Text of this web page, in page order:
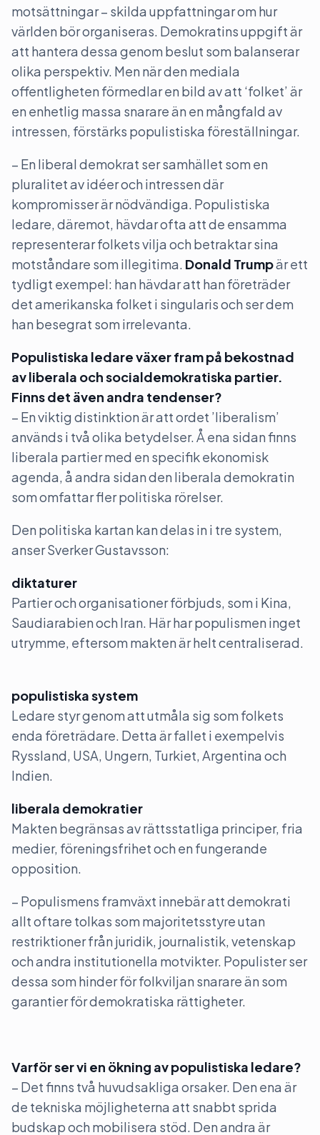
motsättningar – skilda uppfattningar om hur
världen bör organiseras. Demokratins uppgift är
att hantera dessa genom beslut som balanserar
olika perspektiv. Men när den mediala
offentligheten förmedlar en bild av att ‘folket’ är
en enhetlig massa snarare än en mångfald av
intressen, förstärks populistiska föreställningar.
– En liberal demokrat ser samhället som en
pluralitet av idéer och intressen där
kompromisser är nödvändiga. Populistiska
ledare, däremot, hävdar ofta att de ensamma
representerar folkets vilja och betraktar sina
motståndare som illegitima. Donald Trumpär ett
tydligt exempel: han hävdar att han företräder
det amerikanska folket i singularis och ser dem
han besegrat som irrelevanta.
Populistiska ledare växer fram på bekostnad
av liberala och socialdemokratiska partier.
Finns det även andra tendenser?
– En viktig distinktion är att ordet ’liberalism’
används i två olika betydelser. Å ena sidan finns
liberala partier med en specifik ekonomisk
agenda, å andra sidan den liberala demokratin
som omfattar fler politiska rörelser.
Den politiska kartan kan delas in i tre system,
anser Sverker Gustavsson:
diktaturer
Partier och organisationer förbjuds, som i Kina,
Saudiarabien och Iran. Här har populismen inget
utrymme, eftersom makten är helt centraliserad.
populistiska system
Ledare styr genom att utmåla sig som folkets
enda företrädare. Detta är fallet i exempelvis
Ryssland, USA, Ungern, Turkiet, Argentina och
Indien.
liberala demokratier
Makten begränsas av rättsstatliga principer, fria
medier, föreningsfrihet och en fungerande
opposition.
– Populismens framväxt innebär att demokrati
allt oftare tolkas som majoritetsstyre utan
restriktioner från juridik, journalistik, vetenskap
och andra institutionella motvikter. Populister ser
dessa som hinder för folkviljan snarare än som
garantier för demokratiska rättigheter.
Varför ser vi en ökning av populistiska ledare?
– Det finns två huvudsakliga orsaker. Den ena är
de tekniska möjligheterna att snabbt sprida
budskap och mobilisera stöd. Den andra är